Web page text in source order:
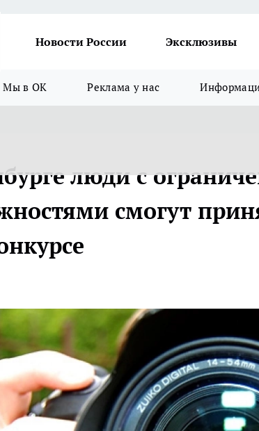
Новости России Эксклюзивы
Мы в ОК Реклама у нас
люди с
смогут